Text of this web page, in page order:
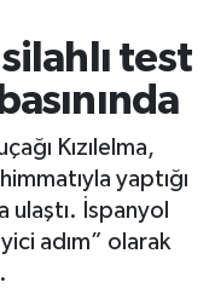
test
Kızılelma,
yaptığı
ulaştı. İspanyol
adım” olarak